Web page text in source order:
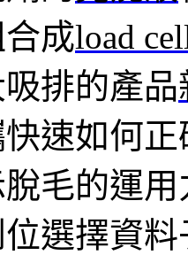
成load
排的產品
速如何正
毛的運
選擇資